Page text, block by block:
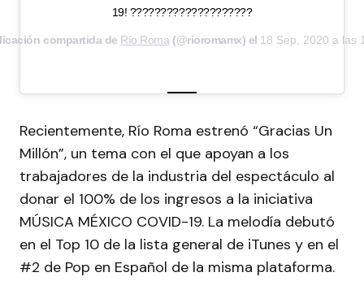
19! ????????????????????
compartida de Río Roma(@rioromamx) el 18 Sep, 2020 a las
Recientemente, Río Roma estrenó “Gracias Un
Millón”, un tema con el que apoyan a los
trabajadores de la industria del espectáculo al
donar el 100% de los ingresos a la iniciativa
MÚSICA MÉXICO COVID-19. La melodía debutó
en el Top 10 de la lista general de iTunes y en el
#2 de Pop en Español de la misma plataforma.